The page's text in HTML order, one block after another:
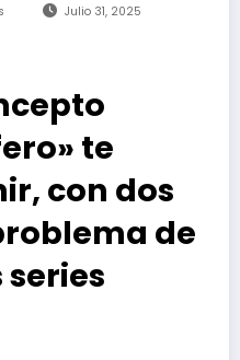
Julio 31, 2025
te
con dos
de